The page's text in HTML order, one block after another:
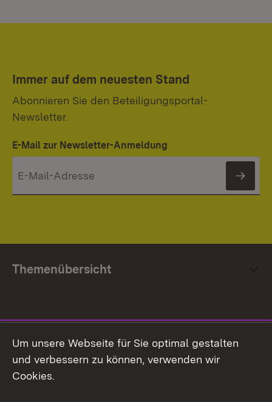
Immer auf dem neuesten Stand
Abonnieren Sie den Beteiligungsportal-
Newsletter.
E-Mail zur Newsletter-Anmeldung
Themenübersicht
Facebook
Um unsere Webseite für Sie optimal gestalten
und verbessern zu können, verwenden wir
Cookies.